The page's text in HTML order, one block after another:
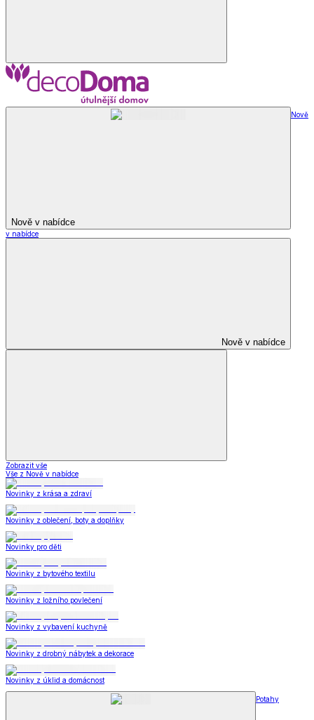
Nově v nabídce
Nově
v nabídce
Nově v nabídce
Zobrazit vše
Vše z Nově v nabídce
Novinky z krása a zdraví
Novinky z oblečení, boty a doplňky
Novinky pro děti
Novinky z bytového textilu
Novinky z ložního povlečení
Novinky z vybavení kuchyně
Novinky z drobný nábytek a dekorace
Novinky z úklid a domácnost
Potahy